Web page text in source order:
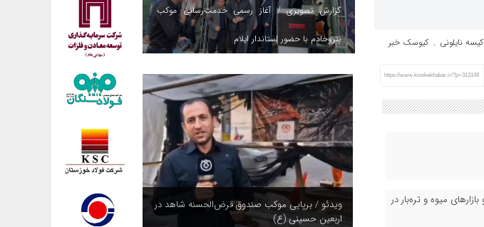
نایلونی , کیوسک خبر
https://www.kioskekhabar.ir/?p=313149
میوه و تره‌بار در
گزارش تصویری / آغاز رسمی خدمت‌رسانی موکب
پتروخادم با حضور استاندار ایلام
ویدئو / برپایی موکب صندوق قرض‌الحسنه شاهد در
اربعین حسینی (ع)